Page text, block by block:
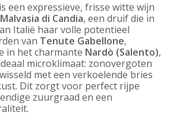
is een expressieve, frisse witte wijn
di Candia, een druif die in
Italië haar volle potentieel
van Tenute Gabellone,
in het charmante Nardò (Salento),
microklimaat: zonovergoten
met een verkoelende bries
Dit zorgt voor perfect rijpe
zuurgraad en een